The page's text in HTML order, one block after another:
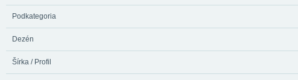
Podkategoria
Dezén
Šírka / Profil